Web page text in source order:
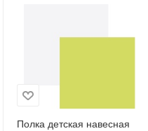
Полка детская навесная